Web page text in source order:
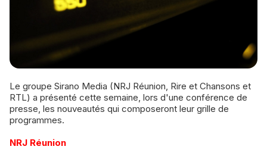
Le groupe Sirano Media (NRJ Réunion, Rire et Chansons et
RTL) a présenté cette semaine, lors d'une conférence de
presse, les nouveautés qui composeront leur grille de
programmes.
NRJ Réunion